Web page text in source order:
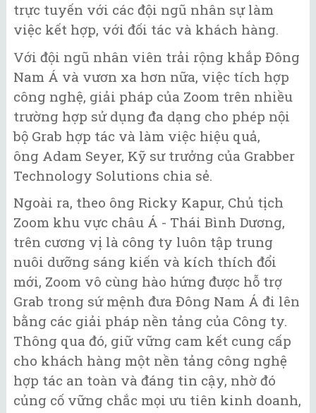
trực tuyến với các đội ngũ nhân sự làm
việc kết hợp, với đối tác và khách hàng.
Với đội ngũ nhân viên trải rộng khắp Đông
Nam Á và vươn xa hơn nữa, việc tích hợp
công nghệ, giải pháp của Zoom trên nhiều
trường hợp sử dụng đa dạng cho phép nội
bộ Grab hợp tác và làm việc hiệu quả,
ông Adam Seyer, Kỹ sư trưởng của Grabber
Technology Solutions chia sẻ.
Ngoài ra, theo ông Ricky Kapur, Chủ tịch
Zoom khu vực châu Á - Thái Bình Dương,
trên cương vị là công ty luôn tập trung
nuôi dưỡng sáng kiến và kích thích đổi
mới, Zoom vô cùng hào hứng được hỗ trợ
Grab trong sứ mệnh đưa Đông Nam Á đi lên
bằng các giải pháp nền tảng của Công ty.
Thông qua đó, giữ vững cam kết cung cấp
cho khách hàng một nền tảng công nghệ
hợp tác an toàn và đáng tin cậy, nhờ đó
củng cố vững chắc mọi ưu tiên kinh doanh,